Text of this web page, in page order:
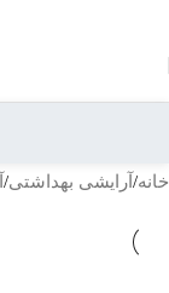
خانه/ آرایشی بهداشتی/